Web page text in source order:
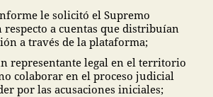
le solicitó el Supremo
a cuentas que distribuían
a través de la plataforma;
representante legal en el territorio
colaborar en el proceso judicial
por las acusaciones iniciales;